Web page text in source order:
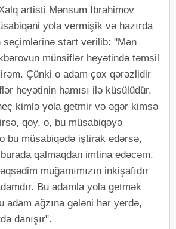
artisti Mənsum İbrahimov
yola vermişik və hazırda
seçimlərinə start verilib: "Mən
münsiflər heyətində təmsil
Çünki o adam çox qərəzlidir
heyətinin hamısı ilə küsülüdür.
kimlə yola getmir və əgər kimsə
qoy, o, bu müsabiqəyə
bu müsabiqədə iştirak edərsə,
qalmaqdan imtina edəcəm.
muğamımızın inkişafıdır
Bu adamla yola getmək
adam ağzına gələni hər yerdə,
danışır".